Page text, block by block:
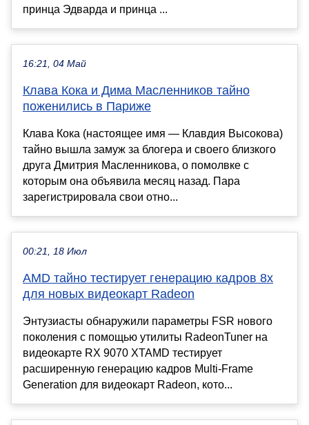
принца Эдварда и принца ...
16:21, 04 Май
Клава Кока и Дима Масленников тайно
поженились в Париже
Клава Кока (настоящее имя — Клавдия Высокова)
тайно вышла замуж за блогера и своего близкого
друга Дмитрия Масленникова, о помолвке с
которым она объявила месяц назад. Пара
зарегистрировала свои отно...
00:21, 18 Июл
AMD тайно тестирует генерацию кадров 8x
для новых видеокарт Radeon
Энтузиасты обнаружили параметры FSR нового
поколения с помощью утилиты RadeonTuner на
видеокарте RX 9070 XTAMD тестирует
расширенную генерацию кадров Multi-Frame
Generation для видеокарт Radeon, кото...